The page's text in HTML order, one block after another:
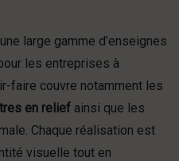
large gamme d’enseignes
les entreprises à
faire couvre notamment les
en relief ainsi que les
Chaque réalisation est
visuelle tout en